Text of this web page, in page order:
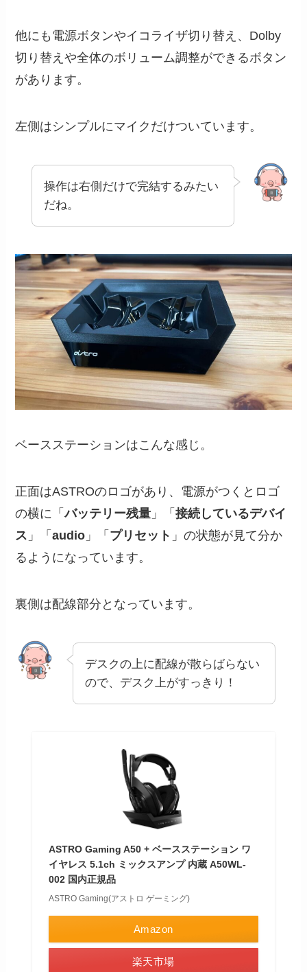
他にも電源ボタンやイコライザ切り替え、Dolby
切り替えや全体のボリューム調整ができるボタン
があります。
左側はシンプルにマイクだけついています。
操作は右側だけで完結するみたい
だね。
ベースステーションはこんな感じ。
正面はASTROのロゴがあり、電源がつくとロゴ
の横に「バッテリー残量 」「接続しているデバイ
ス 」「audio 」「 プリセット 」の状態が見て分か
るようになっています。
裏側は配線部分となっています。
デスクの上に配線が散らばらない
ので、デスク上がすっきり！
ASTRO Gaming A50 + ベースステーション ワ
イヤレス 5.1ch ミックスアンプ 内蔵 A50WL-
002 国内正規品
ASTRO Gaming(アストロ ゲーミング)
Amazon
楽天市場